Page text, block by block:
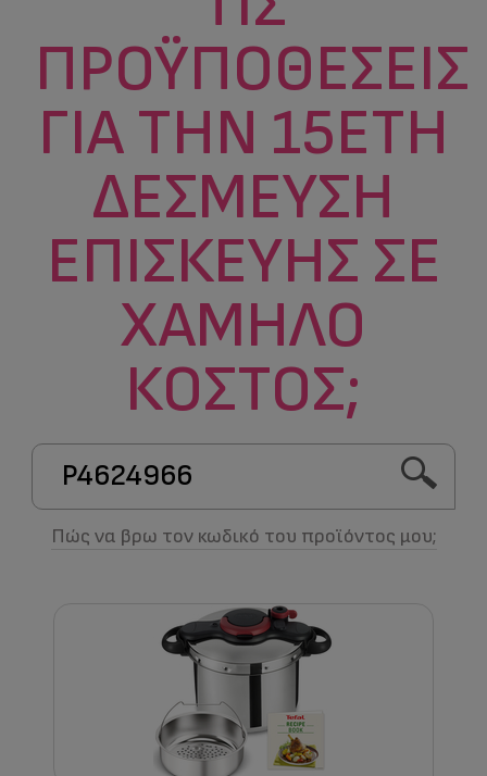
ΠΡΟΫΠΟΘΈΣΕΙΣ
ΓΙΑ ΤΗΝ 15ΕΤΉ
ΔΈΣΜΕΥΣΗ
ΕΠΙΣΚΕΥΉΣ ΣΕ
ΧΑΜΗΛΌ
ΚΌΣΤΟΣ;
Πώς να βρω τον κωδικό του προϊόντος μου;